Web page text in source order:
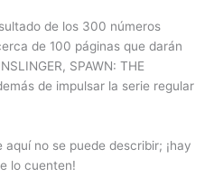
de los 300 números
de 100 páginas que darán
SPAWN: THE
de impulsar la serie regular
no se puede describir; ¡hay
lo cuenten!